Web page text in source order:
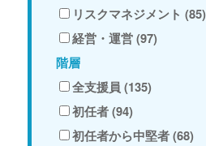
リスクマネジメント (85)
経営・運営 (97)
階層
全支援員 (135)
初任者 (94)
初任者から中堅者 (68)